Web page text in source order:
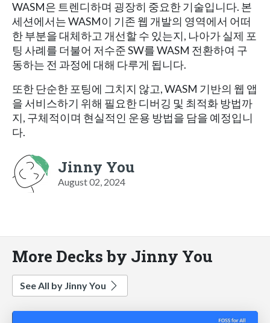
WASM은 트렌디하며 굉장히 중요한 기술입니다. 본
세션에서는 WASM이 기존 웹 개발의 영역에서 어떠
한 부분을 대체하고 개선할 수 있는지, 나아가 실제 포
팅 사례를 더불어 저수준 SW를 WASM 전환하여 구
동하는 전 과정에 대해 다루게 됩니다.
또한 단순한 포팅에 그치지 않고, WASM 기반의 웹 앱
을 서비스하기 위해 필요한 디버깅 및 최적화 방법까
지, 구체적이며 현실적인 운용 방법을 담을 예정입니
다.
Jinny You
August 02, 2024
More Decks by Jinny You
See All by Jinny You